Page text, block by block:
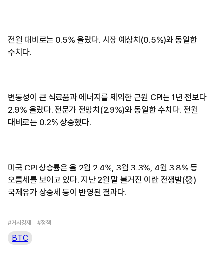
전월 대비로는 0.5% 올랐다. 시장 예상치(0.5%)와 동일한
수치다.
변동성이 큰 식료품과 에너지를 제외한 근원 CPI는 1년 전보다
2.9% 올랐다. 전문가 전망치(2.9%)와 동일한 수치다. 전월
대비로는 0.2% 상승했다.
미국 CPI 상승률은 올 2월 2.4%, 3월 3.3%, 4월 3.8% 등
오름세를 보이고 있다. 지난 2월 말 불거진 이란 전쟁발(發)
국제유가 상승세 등이 반영된 결과다.
#거시경제 #정책
BTC